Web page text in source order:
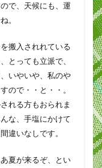
で、天候にも、運
。
搬入されれている
とっても立派で、
いやいや、私のや
ので・・と・・。
れる方もおられま
な、手塩にかけて
違いなしです。
夏が来るぞ、とい